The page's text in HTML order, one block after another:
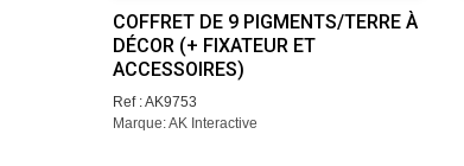
COFFRET DE 9 PIGMENTS/TERRE À
DÉCOR (+ FIXATEUR ET
ACCESSOIRES)
Ref : AK9753
Marque: AK Interactive